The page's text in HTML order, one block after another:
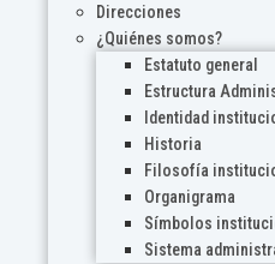
Direcciones
¿Quiénes somos?
Estatuto general
Estructura
Identidad
Historia
Filosofía
Organigrama
Símbolos
Sistema